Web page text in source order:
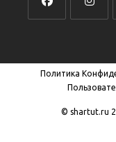
новой
вкладке
новой
вкладке
Политика
© shartut.ru